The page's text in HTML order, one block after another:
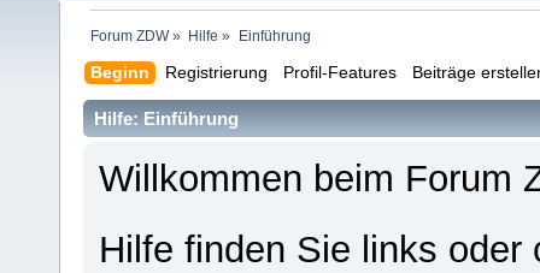
Forum ZDW» Hilfe » Einführung
Beginn Registrierung Profil-Features Beiträge
Hilfe: Einführung
Willkommen beim Forum
Hilfe finden Sie links